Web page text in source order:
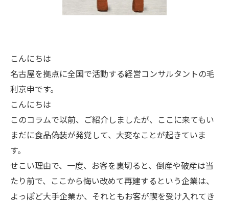
こんにちは
名古屋を拠点に全国で活動する経営コンサルタントの毛
利京申です。
こんにちは
このコラムで以前、ご紹介しましたが、ここに来てもい
まだに食品偽装が発覚して、大変なことが起きていま
す。
せこい理由で、一度、お客を裏切ると、倒産や破産は当
たり前で、ここから悔い改めて再建するという企業は、
よっぽど大手企業か、それともお客が禊を受け入れてき